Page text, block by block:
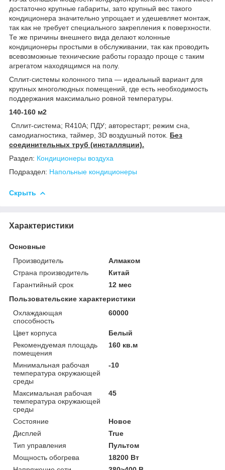
достаточно крупные габариты, зато крупный вес такого
кондиционера значительно упрощает и удешевляет монтаж,
так как не требует специального закрепления к поверхности.
Те же причины внешнего вида делают колонные
кондиционеры простыми в обслуживании, так как проводить
всевозможные технические работы гораздо проще с таким
агрегатом находящимся на полу.
Сплит-системы колонного типа — идеальный вариант для
крупных многолюдных помещений, где есть необходимость
поддержания максимально ровной температуры.
140-160 м2
Сплит-система; R410А; ПДУ; авторестарт; режим сна,
самодиагностика, таймер, 3D воздушный поток. Без
соединительных труб (инсталляции).
Раздел: Кондиционеры воздуха
Подраздел: Напольные кондиционеры
Скрыть
Характеристики
Основные
Производитель
Алмаком
Страна производитель
Китай
Гарантийный срок
12 мес
Пользовательские характеристики
Охлаждающая
способность
60000
Цвет корпуса
Белый
Рекомендуемая площадь
помещения
160 кв.м
Минимальная рабочая
температура окружающей
среды
-10
Максимальная рабочая
температура окружающей
среды
45
Состояние
Новое
Дисплей
True
Тип управления
Пультом
Мощность обогрева
18200 Вт